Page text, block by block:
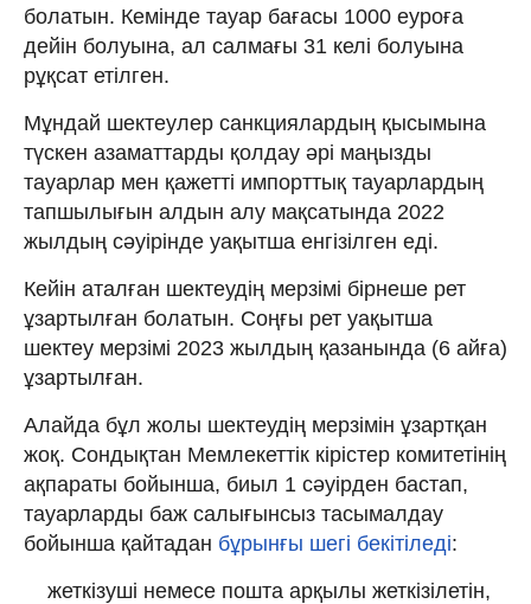
болатын. Кемінде тауар бағасы 1000 еуроға
дейін болуына, ал салмағы 31 келі болуына
рұқсат етілген.
Мұндай шектеулер санкциялардың қысымына
түскен азаматтарды қолдау әрі маңызды
тауарлар мен қажетті импорттық тауарлардың
тапшылығын алдын алу мақсатында 2022
жылдың сәуірінде уақытша енгізілген еді.
Кейін аталған шектеудің мерзімі бірнеше рет
ұзартылған болатын. Соңғы рет уақытша
шектеу мерзімі 2023 жылдың қазанында (6 айға)
ұзартылған.
Алайда бұл жолы шектеудің мерзімін ұзартқан
жоқ. Сондықтан Мемлекеттік кірістер комитетінің
ақпараты бойынша, биыл 1 сәуірден бастап,
тауарларды баж салығынсыз тасымалдау
бойынша қайтадан бұрынғы шегі бекітіледі:
жеткізуші немесе пошта арқылы жеткізілетін,